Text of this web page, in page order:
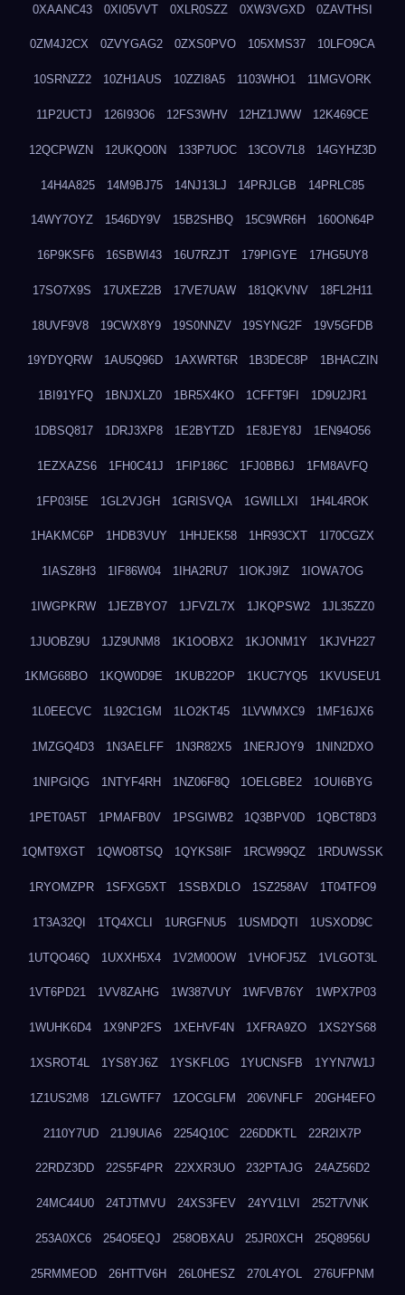
0XAANC43 0XI05VVT 0XLR0SZZ 0XW3VGXD 0ZAVTHSI
0ZM4J2CX 0ZVYGAG2 0ZXS0PVO 105XMS37 10LFO9CA
10SRNZZ2 10ZH1AUS 10ZZI8A5 1103WHO1 11MGVORK
11P2UCTJ 126I93O6 12FS3WHV 12HZ1JWW 12K469CE
12QCPWZN 12UKQO0N 133P7UOC 13COV7L8 14GYHZ3D
14H4A825 14M9BJ75 14NJ13LJ 14PRJLGB 14PRLC85
14WY7OYZ 1546DY9V 15B2SHBQ 15C9WR6H 160ON64P
16P9KSF6 16SBWI43 16U7RZJT 179PIGYE 17HG5UY8
17SO7X9S 17UXEZ2B 17VE7UAW 181QKVNV 18FL2H11
18UVF9V8 19CWX8Y9 19S0NNZV 19SYNG2F 19V5GFDB
19YDYQRW 1AU5Q96D 1AXWRT6R 1B3DEC8P 1BHACZIN
1BI91YFQ 1BNJXLZ0 1BR5X4KO 1CFFT9FI 1D9U2JR1
1DBSQ817 1DRJ3XP8 1E2BYTZD 1E8JEY8J 1EN94O56
1EZXAZS6 1FH0C41J 1FIP186C 1FJ0BB6J 1FM8AVFQ
1FP03I5E 1GL2VJGH 1GRISVQA 1GWILLXI 1H4L4ROK
1HAKMC6P 1HDB3VUY 1HHJEK58 1HR93CXT 1I70CGZX
1IASZ8H3 1IF86W04 1IHA2RU7 1IOKJ9IZ 1IOWA7OG
1IWGPKRW 1JEZBYO7 1JFVZL7X 1JKQPSW2 1JL35ZZ0
1JUOBZ9U 1JZ9UNM8 1K1OOBX2 1KJONM1Y 1KJVH227
1KMG68BO 1KQW0D9E 1KUB22OP 1KUC7YQ5 1KVUSEU1
1L0EECVC 1L92C1GM 1LO2KT45 1LVWMXC9 1MF16JX6
1MZGQ4D3 1N3AELFF 1N3R82X5 1NERJOY9 1NIN2DXO
1NIPGIQG 1NTYF4RH 1NZ06F8Q 1OELGBE2 1OUI6BYG
1PET0A5T 1PMAFB0V 1PSGIWB2 1Q3BPV0D 1QBCT8D3
1QMT9XGT 1QWO8TSQ 1QYKS8IF 1RCW99QZ 1RDUWSSK
1RYOMZPR 1SFXG5XT 1SSBXDLO 1SZ258AV 1T04TFO9
1T3A32QI 1TQ4XCLI 1URGFNU5 1USMDQTI 1USXOD9C
1UTQO46Q 1UXXH5X4 1V2M00OW 1VHOFJ5Z 1VLGOT3L
1VT6PD21 1VV8ZAHG 1W387VUY 1WFVB76Y 1WPX7P03
1WUHK6D4 1X9NP2FS 1XEHVF4N 1XFRA9ZO 1XS2YS68
1XSROT4L 1YS8YJ6Z 1YSKFL0G 1YUCNSFB 1YYN7W1J
1Z1US2M8 1ZLGWTF7 1ZOCGLFM 206VNFLF 20GH4EFO
2110Y7UD 21J9UIA6 2254Q10C 226DDKTL 22R2IX7P
22RDZ3DD 22S5F4PR 22XXR3UO 232PTAJG 24AZ56D2
24MC44U0 24TJTMVU 24XS3FEV 24YV1LVI 252T7VNK
253A0XC6 254O5EQJ 258OBXAU 25JR0XCH 25Q8956U
25RMMEOD 26HTTV6H 26L0HESZ 270L4YOL 276UFPNM